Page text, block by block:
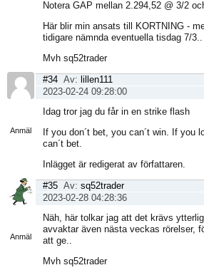
Notera GAP mellan 2.294,52 @ 3/2
Här blir min ansats till KORTNING -
tidigare nämnda eventuella tisdag 7/3..
Mvh sq52trader
Anmäl
#34 Av: lillen111
2023-02-24 09:28:00
Idag tror jag du får in en strike flash
If you don´t bet, you can´t win. If you
can´t bet.
Inlägget är redigerat av författaren.
Anmäl
#35 Av: sq52trader
2023-02-28 04:28:36
Näh, här tolkar jag att det krävs
avvaktar även nästa veckas rörelser,
att ge..
Mvh sq52trader